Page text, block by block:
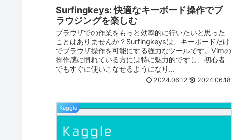
Surfingkeys: 快適なキーボード操作でブ
ラウジングを楽しむ
ブラウザでの作業をもっと効率的に行いたいと思った
ことはありませんか？Surfingkeysは、キーボードだけ
でブラウザ操作を可能にする強力なツールです。Vimの
操作感に慣れている方には特に魅力的ですし、初心者
でもすぐに使いこなせるようになり...
2024.06.12 2024.06.18
Kaggle